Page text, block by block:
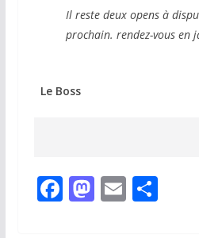
Il reste deux opens à
prochain. rendez-vous en
Le Boss
F M E P